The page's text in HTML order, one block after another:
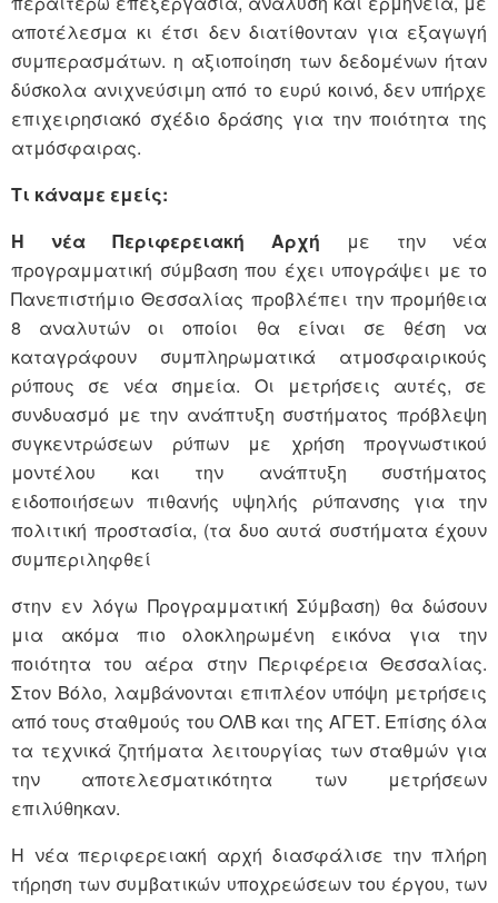
αποτέλεσμα κι έτσι δεν διατίθονταν για εξαγωγή
συμπερασμάτων. η αξιοποίηση των δεδομένων ήταν
δύσκολα ανιχνεύσιμη από το ευρύ κοινό, δεν υπήρχε
επιχειρησιακό σχέδιο δράσης για την ποιότητα της
ατμόσφαιρας.
Τι κάναμε εμείς:
Η νέα Περιφερειακή Αρχή με την νέα
προγραμματική σύμβαση που έχει υπογράψει με το
Πανεπιστήμιο Θεσσαλίας προβλέπει την προμήθεια
8 αναλυτών οι οποίοι θα είναι σε θέση να
καταγράφουν συμπληρωματικά ατμοσφαιρικούς
ρύπους σε νέα σημεία. Οι μετρήσεις αυτές, σε
συνδυασμό με την ανάπτυξη συστήματος πρόβλεψη
συγκεντρώσεων ρύπων με χρήση προγνωστικού
μοντέλου και την ανάπτυξη συστήματος
ειδοποιήσεων πιθανής υψηλής ρύπανσης για την
πολιτική προστασία, (τα δυο αυτά συστήματα έχουν
συμπεριληφθεί
στην εν λόγω Προγραμματική Σύμβαση) θα δώσουν
μια ακόμα πιο ολοκληρωμένη εικόνα για την
ποιότητα του αέρα στην Περιφέρεια Θεσσαλίας.
Στον Βόλο, λαμβάνονται επιπλέον υπόψη μετρήσεις
από τους σταθμούς του ΟΛΒ και της ΑΓΕΤ. Επίσης όλα
τα τεχνικά ζητήματα λειτουργίας των σταθμών για
την αποτελεσματικότητα των μετρήσεων
επιλύθηκαν.
Η νέα περιφερειακή αρχή διασφάλισε την πλήρη
τήρηση των συμβατικών υποχρεώσεων του έργου, των